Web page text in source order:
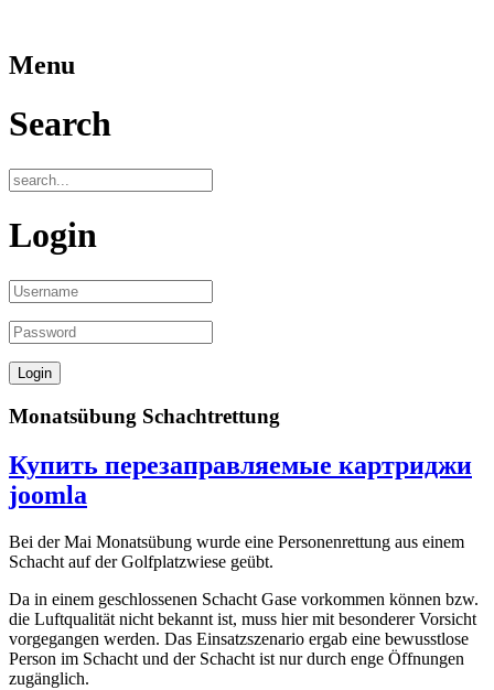
Menu
Search
Login
Monatsübung Schachtrettung
Купить перезаправляемые картриджи
joomla
Bei der Mai Monatsübung wurde eine Personenrettung aus einem
Schacht auf der Golfplatzwiese geübt.
Da in einem geschlossenen Schacht Gase vorkommen können bzw.
die Luftqualität nicht bekannt ist, muss hier mit besonderer Vorsicht
vorgegangen werden. Das Einsatzszenario ergab eine bewusstlose
Person im Schacht und der Schacht ist nur durch enge Öffnungen
zugänglich.